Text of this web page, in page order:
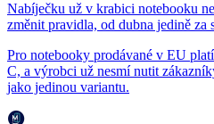
Nabíječku už v krabici notebooku
změnit pravidla, od dubna jedině za
Pro notebooky prodávané v EU
C, a výrobci už nesmí nutit
jako jedinou variantu.